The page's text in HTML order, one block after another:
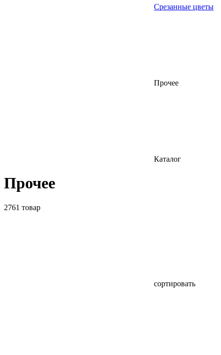
Срезанные цветы
Прочее
Каталог
Прочее
2761 товар
сортировать